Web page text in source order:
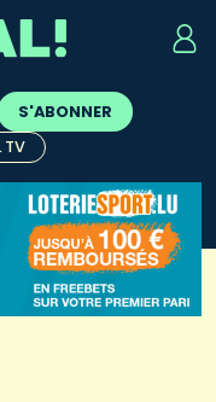
sont
S'ABONNER
TV